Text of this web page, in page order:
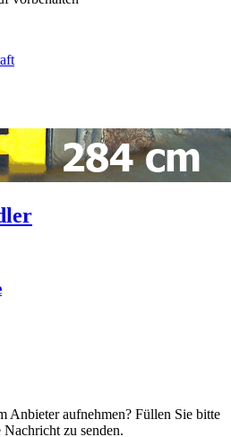
Anbieter aufnehmen? Füllen Sie bitte
Nachricht zu senden.